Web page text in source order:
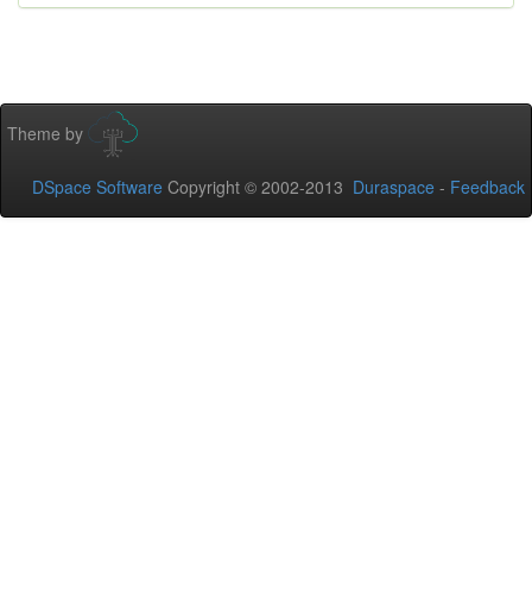
Theme by
DSpace Software Copyright © 2002-2013 Duraspace - Feedback